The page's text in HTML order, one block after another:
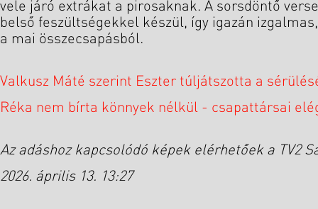
vele járó extrákat a pirosaknak. A sorsdöntő
belső feszültségekkel készül, így igazán
a mai összecsapásból.
Valkusz Máté szerint Eszter túljátszotta a
Réka nem bírta könnyek nélkül - csapattársai
Az adáshoz kapcsolódó képek elérhetőek a TV2
2026. április 13. 13:27